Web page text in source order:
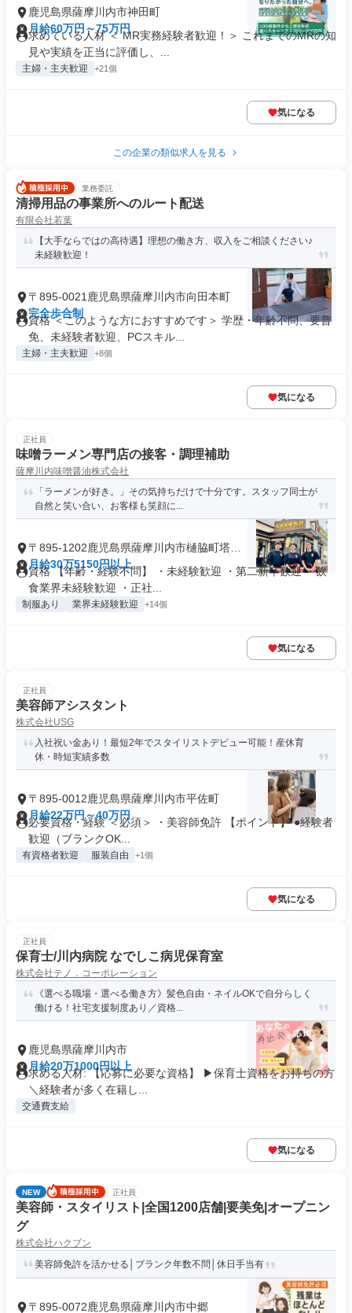
鹿児島県薩摩川内市神田町
月給60万円～75万円
求めている人材 ＜ MR実務経験者歓迎！＞ これまでのMRの知
見や実績を正当に評価し、...
主婦・主夫歓迎 +21個
気になる
この企業の類似求人を見る
業務委託
清掃用品の事業所へのルート配送
有限会社若葉
【大手ならではの高待遇】理想の働き方、収入をご相談ください♪
未経験歓迎！
〒895-0021鹿児島県薩摩川内市向田本町
完全歩合制
資格 ＜このような方におすすめです＞ 学歴・年齢不問、要普
免、未経験者歓迎、PCスキル...
主婦・主夫歓迎 +8個
気になる
正社員
味噌ラーメン専門店の接客・調理補助
薩摩川内味噌醤油株式会社
「ラーメンが好き。」その気持ちだけで十分です。スタッフ同士が
自然と笑い合い、お客様も笑顔に...
〒895-1202鹿児島県薩摩川内市樋脇町塔之
原
月給30万5150円以上
資格 【年齢・経験不問】 ・未経験歓迎 ・第二新卒歓迎 ・飲
食業界未経験歓迎 ・正社...
制服あり 業界未経験歓迎 +14個
気になる
正社員
美容師アシスタント
株式会社USG
入社祝い金あり！最短2年でスタイリストデビュー可能！産休育
休・時短実績多数
〒895-0012鹿児島県薩摩川内市平佐町
月給22万円～40万円
必要資格・経験 ＜必須＞ ・美容師免許 【ポイント】 ●経験者
歓迎（ブランクOK...
有資格者歓迎 服装自由 +1個
気になる
正社員
保育士/川内病院 なでしこ病児保育室
株式会社テノ．コーポレーション
《選べる職場・選べる働き方》髪色自由・ネイルOKで自分らしく
働ける！社宅支援制度あり／資格...
鹿児島県薩摩川内市
月給20万1000円以上
求める人材: 【応募に必要な資格】 ▶保育士資格をお持ちの方
＼経験者が多く在籍し...
交通費支給
気になる
NEW 正社員
美容師・スタイリスト|全国1200店舗|要美免|オープニン
グ
株式会社ハクブン
美容師免許を活かせる│ブランク年数不問│休日手当有
〒895-0072鹿児島県薩摩川内市中郷